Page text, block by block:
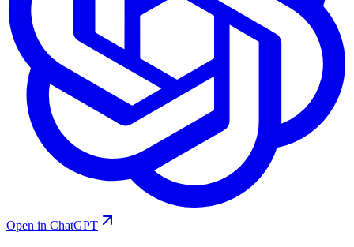
Open in ChatGPT